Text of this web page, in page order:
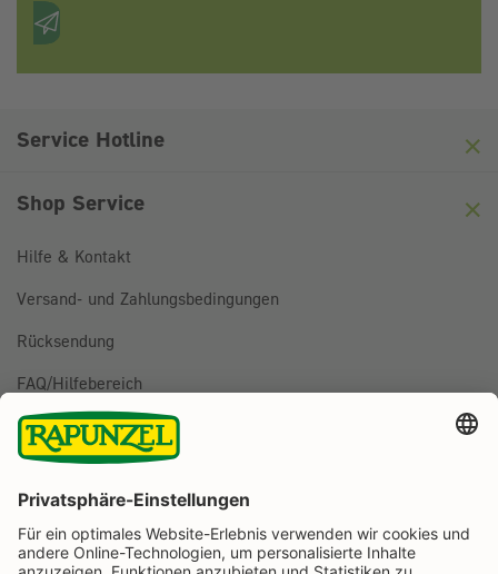
Anti-Roboter-Verifizierung
Service Hotline
Shop Service
Hilfe & Kontakt
Versand- und Zahlungsbedingungen
Rücksendung
FAQ/Hilfebereich
BESTELLUNG WIDERRUFEN
Rapunzel Naturkost auf Facebook
Rapunzel Naturkost auf Instagram
Rapunzel Naturkost auf YouTube
Rapunzel Naturkost auf Pinterest
Rapunzel Naturkost auf LinkedIn